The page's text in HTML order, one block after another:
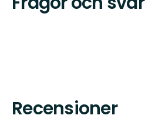
Recensioner